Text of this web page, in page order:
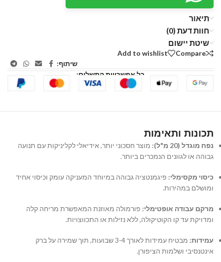
תיאור
חוות דעת (0)
שיטת יישום
Compare
Add to wishlist
שיתוף:
כל אפשרויות התשלום:
תכונות ותאימות
נפח מוגדל (20 מ"ל):
מוצר חסכוני יותר, אידיאלי לקליניקות עם תנועה
גבוהה או לגוונים הנמכרים ביותר.
כיסוי מקסימלי: פיגמנטציה גבוהה במיוחד המעניקה עומק וכיסוי אחיד
ומושלם במהירות.
מרקם עבודה אופטימלי: פורמולה מאוזנת המאפשרת מריחה קלה
ומדויקת עד קו הקוטיקולה, ללא נזילות או התכווצויות.
עמידות:
מבטיח עמידות לאורך 3-4 שבועות, תוך שמירה על ברק
אינטנסיבי ושלמות הציפורן.